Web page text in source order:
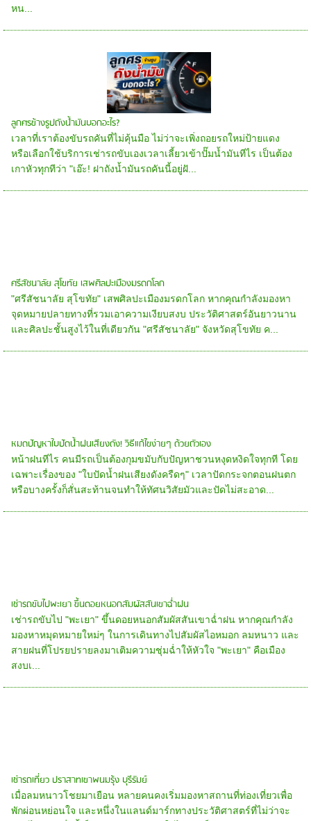
หน...
ลูกศรข้างรูปถังน้ำมันบอกอะไร?
เวลาที่เราต้องขับรถคันที่ไม่คุ้นมือ ไม่ว่าจะเพิ่งถอยรถใหม่ป้ายแดง
หรือเลือกใช้บริการเช่ารถขับเองเวลาเลี้ยวเข้าปั๊มน้ำมันทีไร เป็นต้อง
เกาหัวทุกทีว่า "เอ๊ะ! ฝาถังน้ำมันรถคันนี้อยู่ฝั...
ศรีสัชนาลัย สุโขทัย เสพศิลปะเมืองมรดกโลก
"ศรีสัชนาลัย สุโขทัย" เสพศิลปะเมืองมรดกโลก หากคุณกำลังมองหา
จุดหมายปลายทางที่รวมเอาความเงียบสงบ ประวัติศาสตร์อันยาวนาน
และศิลปะชั้นสูงไว้ในที่เดียวกัน "ศรีสัชนาลัย" จังหวัดสุโขทัย ค...
หมดปัญหาใบปัดน้ำฝนเสียงดัง! วิธีแก้ไขง่ายๆ ด้วยตัวเอง
หน้าฝนทีไร คนมีรถเป็นต้องกุมขมับกับปัญหาชวนหงุดหงิดใจทุกที โดย
เฉพาะเรื่องของ "ใบปัดน้ำฝนเสียงดังครืดๆ" เวลาปัดกระจกตอนฝนตก
หรือบางครั้งก็สั่นสะท้านจนทำให้ทัศนวิสัยมัวและปัดไม่สะอาด...
เช่ารถขับไปพะเยา ขึ้นดอยหนอกสัมผัสสันเขาฉ่ำฝน
เช่ารถขับไป "พะเยา" ขึ้นดอยหนอกสัมผัสสันเขาฉ่ำฝน หากคุณกำลัง
มองหาหมุดหมายใหม่ๆ ในการเดินทางไปสัมผัสไอหมอก ลมหนาว และ
สายฝนที่โปรยปรายลงมาเติมความชุ่มฉ่ำให้หัวใจ "พะเยา" คือเมือง
สงบเ...
เช่ารถเที่ยว ปราสาทเขาพนมรุ้ง บุรีรัมย์
เมื่อลมหนาวโชยมาเยือน หลายคนคงเริ่มมองหาสถานที่ท่องเที่ยวเพื่อ
พักผ่อนหย่อนใจ และหนึ่งในแลนด์มาร์กทางประวัติศาสตร์ที่ไม่ว่าจะ